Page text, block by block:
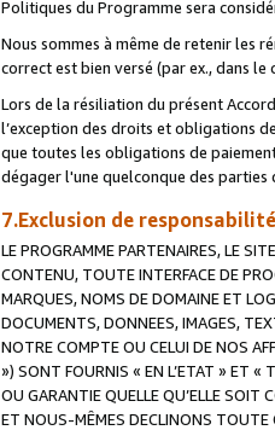
Politiques du Programme sera
Nous sommes à même de retenir les
correct est bien versé (par ex., dans le
Lors de la résiliation du présent
l’exception des droits et obligations
que toutes les obligations de
dégager l'une quelconque des
7.Exclusion de responsabilité
LE PROGRAMME PARTENAIRES, LE
CONTENU, TOUTE INTERFACE DE
MARQUES, NOMS DE DOMAINE ET
DOCUMENTS, DONNEES, IMAGES,
NOTRE COMPTE OU CELUI DE NOS
») SONT FOURNIS « EN L’ETAT » ET «
OU GARANTIE QUELLE QU’ELLE SOIT
ET NOUS-MÊMES DECLINONS TOUTE